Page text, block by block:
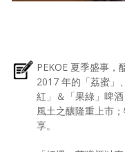
PEKOE 夏季盛事，
2017 年的「荔蜜」
紅」＆「果綠」啤
風土之釀隆重上市
享。